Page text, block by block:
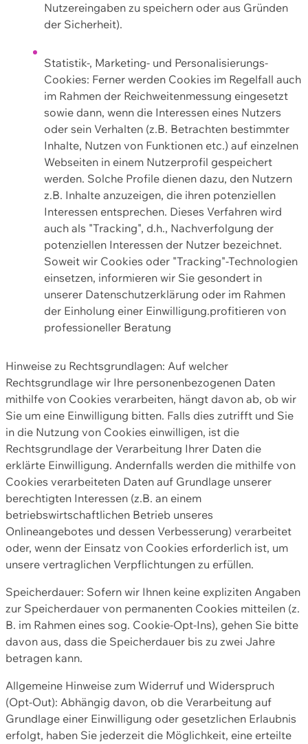
Nutzereingaben zu speichern oder aus Gründen
der Sicherheit).
Statistik-, Marketing- und Personalisierungs-
Cookies: Ferner werden Cookies im Regelfall auch
im Rahmen der Reichweitenmessung eingesetzt
sowie dann, wenn die Interessen eines Nutzers
oder sein Verhalten (z.B. Betrachten bestimmter
Inhalte, Nutzen von Funktionen etc.) auf einzelnen
Webseiten in einem Nutzerprofil gespeichert
werden. Solche Profile dienen dazu, den Nutzern
z.B. Inhalte anzuzeigen, die ihren potenziellen
Interessen entsprechen. Dieses Verfahren wird
auch als "Tracking", d.h., Nachverfolgung der
potenziellen Interessen der Nutzer bezeichnet.
Soweit wir Cookies oder "Tracking"-Technologien
einsetzen, informieren wir Sie gesondert in
unserer Datenschutzerklärung oder im Rahmen
der Einholung einer Einwilligung.profitieren von
professioneller Beratung
Hinweise zu Rechtsgrundlagen: Auf welcher
Rechtsgrundlage wir Ihre personenbezogenen Daten
mithilfe von Cookies verarbeiten, hängt davon ab, ob wir
Sie um eine Einwilligung bitten. Falls dies zutrifft und Sie
in die Nutzung von Cookies einwilligen, ist die
Rechtsgrundlage der Verarbeitung Ihrer Daten die
erklärte Einwilligung. Andernfalls werden die mithilfe von
Cookies verarbeiteten Daten auf Grundlage unserer
berechtigten Interessen (z.B. an einem
betriebswirtschaftlichen Betrieb unseres
Onlineangebotes und dessen Verbesserung) verarbeitet
oder, wenn der Einsatz von Cookies erforderlich ist, um
unsere vertraglichen Verpflichtungen zu erfüllen.
Speicherdauer: Sofern wir Ihnen keine expliziten Angaben
zur Speicherdauer von permanenten Cookies mitteilen (z.
B. im Rahmen eines sog. Cookie-Opt-Ins), gehen Sie bitte
davon aus, dass die Speicherdauer bis zu zwei Jahre
betragen kann.
Allgemeine Hinweise zum Widerruf und Widerspruch
(Opt-Out): Abhängig davon, ob die Verarbeitung auf
Grundlage einer Einwilligung oder gesetzlichen Erlaubnis
erfolgt, haben Sie jederzeit die Möglichkeit, eine erteilte